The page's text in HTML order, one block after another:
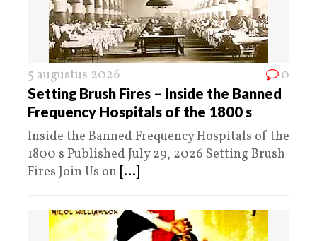
5 augustus 2026 0
Setting Brush Fires – Inside the Banned
Frequency Hospitals of the 1800 s
Inside the Banned Frequency Hospitals of the
1800 s Published July 29, 2026 Setting Brush
Fires Join Us on [...]